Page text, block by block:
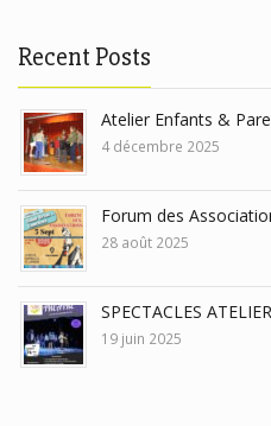
Recent Posts
Atelier Enfants &
4 décembre 2025
Forum des
28 août 2025
SPECTACLES
19 juin 2025